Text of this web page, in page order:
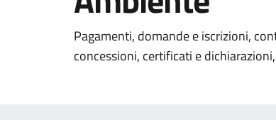
Pagamenti, domande e iscrizioni,
concessioni, certificati e